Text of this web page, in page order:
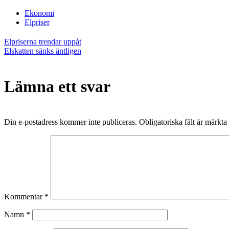
Ekonomi
Elpriser
Inläggsnavigering
Elpriserna trendar uppåt
Elskatten sänks äntligen
Lämna ett svar
Din e-postadress kommer inte publiceras. Obligatoriska fält är märkta
Kommentar *
Namn *